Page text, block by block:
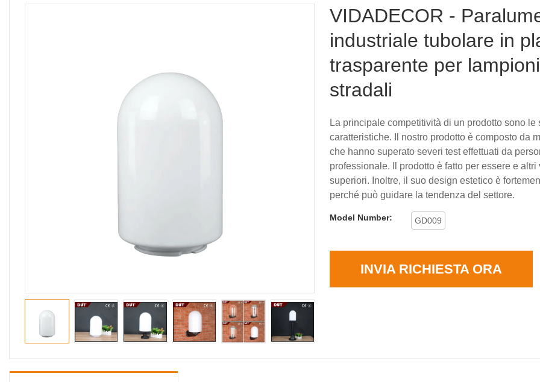
VIDADECOR -
industriale tubolare in
trasparente per lampioni
stradali
La principale competitività di un prodotto sono le
caratteristiche. Il nostro prodotto è composto da
che hanno superato severi test effettuati da
professionale. Il prodotto è fatto per essere e altri
superiori. Inoltre, il suo design estetico è
perché può guidare la tendenza del settore.
Model Number: GD009
INVIA RICHIESTA ORA